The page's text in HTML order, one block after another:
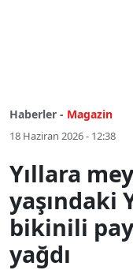
Haberler - Magazin
18 Haziran 2026 - 12:38
Yıllara
yaşındaki
bikinili
yağdı